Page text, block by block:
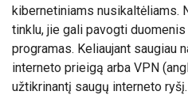
kibernetiniams nusikaltėliams.
tinklu, jie gali pavogti
programas. Keliaujant saugiau
interneto prieigą arba VPN
užtikrinantį saugų interneto ryšį.